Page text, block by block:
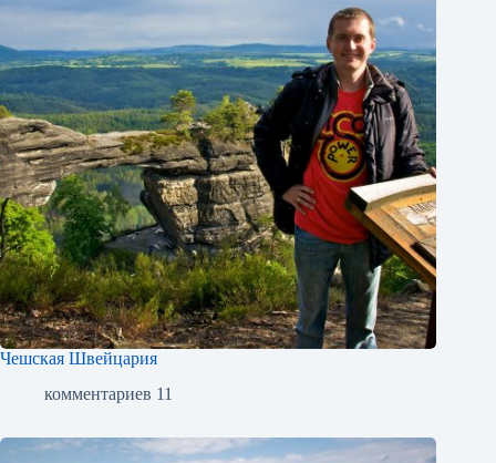
Чешская Швейцария
комментариев 11